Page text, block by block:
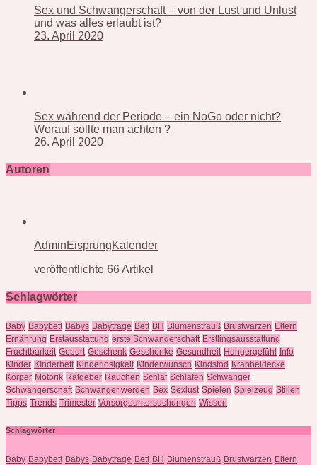
Sex und Schwangerschaft – von der Lust und Unlust
und was alles erlaubt ist?
23. April 2020
Sex während der Periode – ein NoGo oder nicht?
Worauf sollte man achten ?
26. April 2020
Autoren
AdminEisprungKalender
veröffentlichte 66 Artikel
Schlagwörter
Baby Babybett Babys Babytrage Bett BH Blumenstrauß Brustwarzen Eltern
Ernährung Erstausstattung erste Schwangerschaft Erstlingsausstattung
Fruchtbarkeit Geburt Geschenk Geschenke Gesundheit Hungergefühl Info
Kinder KInderbett Kinderlosigkeit Kinderwunsch Kindstod Krabbeldecke
Körper Motorik Ratgeber Rauchen Schlaf Schlafen Schwanger
Schwangerschaft Schwanger werden Sex Sexlust Spielen Spielzeug Stillen
Tipps Trends Trimester Vorsorgeuntersuchungen Wissen
Schlagwörter
Baby Babybett Babys Babytrage Bett BH Blumenstrauß Brustwarzen Eltern